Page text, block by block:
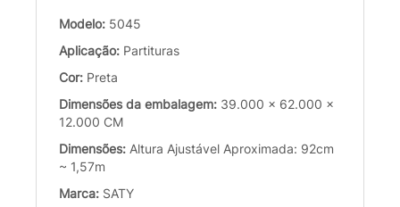
Modelo: 5045
Aplicação: Partituras
Cor: Preta
Dimensões da embalagem: 39.000 x 62.000 x
12.000 CM
Dimensões: Altura Ajustável Aproximada: 92cm
~ 1,57m
Marca: SATY